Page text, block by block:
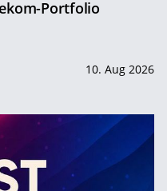
Portfolio
10. Aug 2026